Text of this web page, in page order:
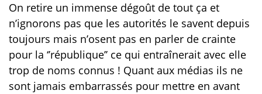
On retire un immense dégoût de tout ça et
n’ignorons pas que les autorités le savent depuis
toujours mais n’osent pas en parler de crainte
pour la ‘’république’’ ce qui entraînerait avec elle
trop de noms connus ! Quant aux médias ils ne
sont jamais embarrassés pour mettre en avant